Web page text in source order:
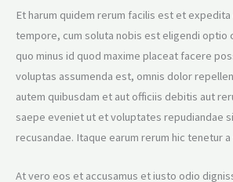
Et harum quidem rerum facilis est et
tempore, cum soluta nobis est eligendi optio
quo minus id quod maxime placeat facere
voluptas assumenda est, omnis dolor
autem quibusdam et aut officiis debitis aut
saepe eveniet ut et voluptates repudiandae
recusandae. Itaque earum rerum hic tenetur a
At vero eos et accusamus et iusto odio